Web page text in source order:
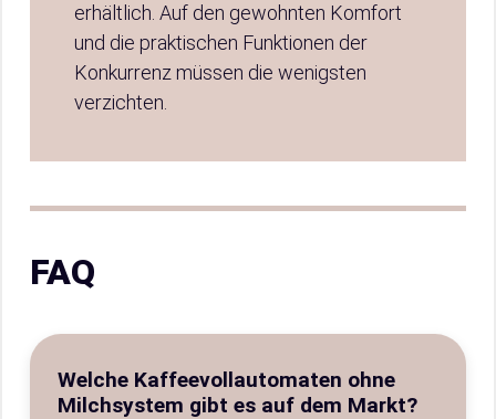
erhältlich. Auf den gewohnten Komfort
und die praktischen Funktionen der
Konkurrenz müssen die wenigsten
verzichten.
FAQ
Welche Kaffeevollautomaten ohne
Milchsystem gibt es auf dem Markt?